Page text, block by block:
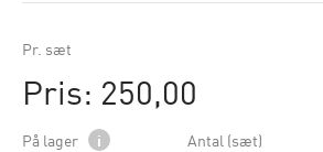
Pr. sæt
Pris: 250,00
På lager
i
Antal (sæt)